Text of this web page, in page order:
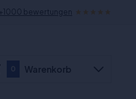
+1000 bewertungen
Warenkorb